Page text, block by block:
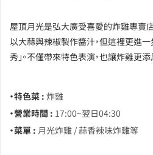
屋頂月光是弘大廣受喜愛的炸雞專賣
以大蒜與辣椒製作醬汁，但這裡更進
秀」。不僅帶來特色表演，也讓炸雞更添
・特色菜 : 炸雞
・營業時間 : 17:00~翌日04:30
・菜單 : 月光炸雞 / 蒜香辣味炸雞等